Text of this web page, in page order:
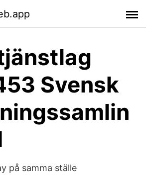
Svensk
på samma ställe